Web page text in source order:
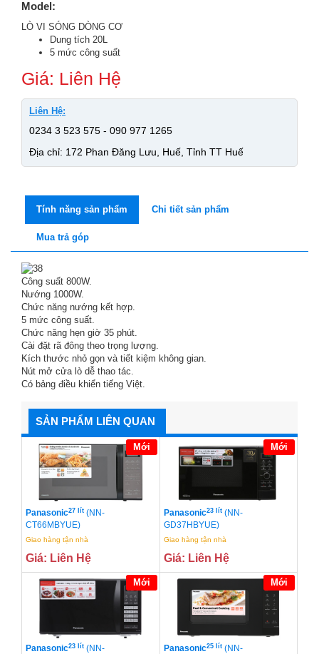
Model:
LÒ VI SÓNG DÒNG CƠ
Dung tích 20L
5 mức công suất
Giá: Liên Hệ
Liên Hệ:
0234 3 523 575 - 090 977 1265
Địa chỉ: 172 Phan Đăng Lưu, Huế, Tỉnh TT Huế
Tính năng sản phẩm Chi tiết sản phẩm
Mua trả góp
Công suất 800W.
Nướng 1000W.
Chức năng nướng kết hợp.
5 mức công suất.
Chức năng hẹn giờ 35 phút.
Cài đặt rã đông theo trọng lượng.
Kích thước nhỏ gọn và tiết kiệm không gian.
Nút mở cửa lò dễ thao tác.
Có bảng điều khiển tiếng Việt.
SẢN PHẨM LIÊN QUAN
Mới
Panasonic27 lít (NN-
CT66MBYUE)
Giao hàng tận nhà
Giá: Liên Hệ
Mới
Panasonic23 lít (NN-
GD37HBYUE)
Giao hàng tận nhà
Giá: Liên Hệ
Mới
Panasonic23 lít (NN-
Mới
Panasonic25 lít (NN-